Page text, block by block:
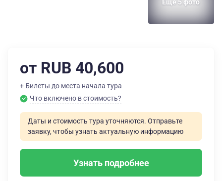
Еще 5 фото
от RUB 40,600
+ Билеты до места начала тура
Что включено в стоимость?
Даты и стоимость тура уточняются. Отправьте
заявку, чтобы узнать актуальную информацию
Узнать подробнее